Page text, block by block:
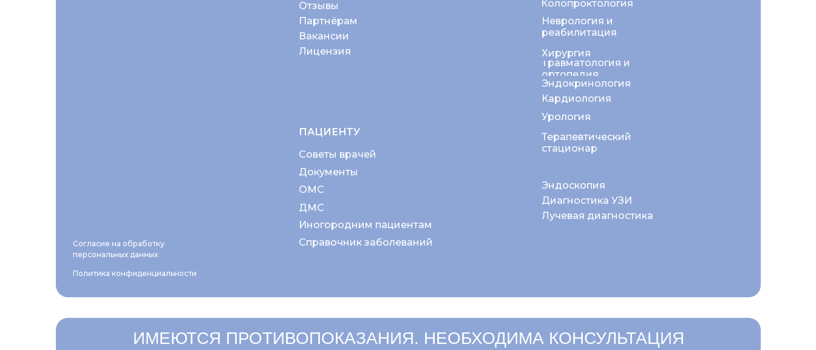
Политика конфиденциальности
Согласие на обработку
персональных данных
Отзывы
Партнёрам
Вакансии
Лицензия
Неврология и
реабилитация
Колопроктология
Хирургия
Диагностика УЗИ
Эндоскопия
Травматология и
ортопедия
Эндокринология
Терапевтический
стационар
Кардиология
Урология
Лучевая диагностика
ПАЦИЕНТУ
Советы врачей
ОМС
Документы
ДМС
Иногородним пациентам
Справочник заболеваний
ИМЕЮТСЯ ПРОТИВОПОКАЗАНИЯ. НЕОБХОДИМА КОНСУЛЬТАЦИЯ